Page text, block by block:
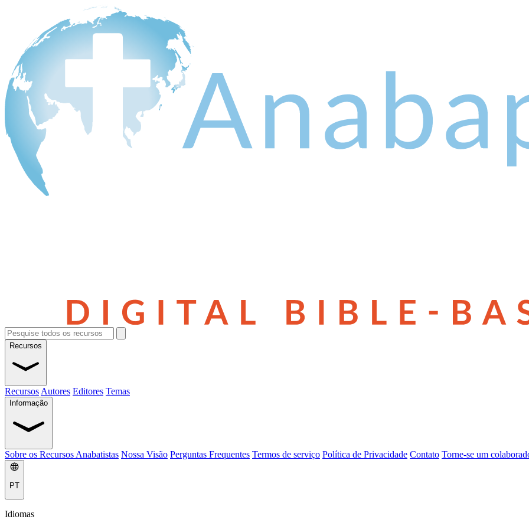
Recursos
Recursos Autores Editores Temas
Informação
Sobre os Recursos Anabatistas Nossa Visão Perguntas Frequentes Termos de serviço Política de Privacidade Contato Torne-se um
PT
Idiomas